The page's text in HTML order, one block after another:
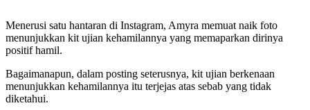
Menerusi satu hantaran di Instagram, Amyra memuat naik foto
menunjukkan kit ujian kehamilannya yang memaparkan dirinya
positif hamil.
Bagaimanapun, dalam posting seterusnya, kit ujian berkenaan
menunjukkan kehamilannya itu terjejas atas sebab yang tidak
diketahui.